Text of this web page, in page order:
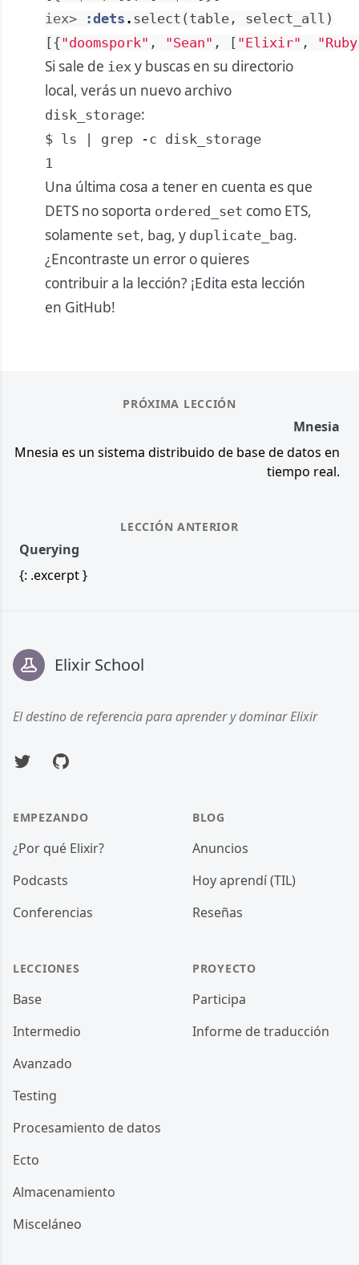
iex>
:dets . select ( table , select_all )
[{"doomspork" , "Sean" , [ "Elixir" ,
Si sale de iex y buscas en su directorio
local, verás un nuevo archivo
disk_storage:
$ ls | grep -c disk_storage
1
Una última cosa a tener en cuenta es que
DETS no soporta ordered_set como ETS,
solamente set, bag, y duplicate_bag.
¿Encontraste un error o quieres
contribuir a la lección? ¡Edita esta lección
en GitHub!
LECCIÓN ANTERIOR
Querying
{: .excerpt }
PRÓXIMA LECCIÓN
Mnesia
Mnesia es un sistema distribuido de base de datos en
tiempo real.
Elixir School
El destino de referencia para aprender y dominar Elixir
TwitterGitHub
EMPEZANDO
¿Por qué Elixir?
Podcasts
Conferencias
LECCIONES
Base
Intermedio
Avanzado
Testing
Procesamiento de datos
Ecto
Almacenamiento
Misceláneo
BLOG
Anuncios
Hoy aprendí (TIL)
Reseñas
PROYECTO
Participa
Informe de traducción